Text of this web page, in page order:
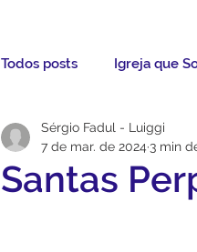
Todos posts Igreja que
Mensagem da Semana
Santas
Sérgio Fadul - Luiggi
7 de mar. de 2024 3 min